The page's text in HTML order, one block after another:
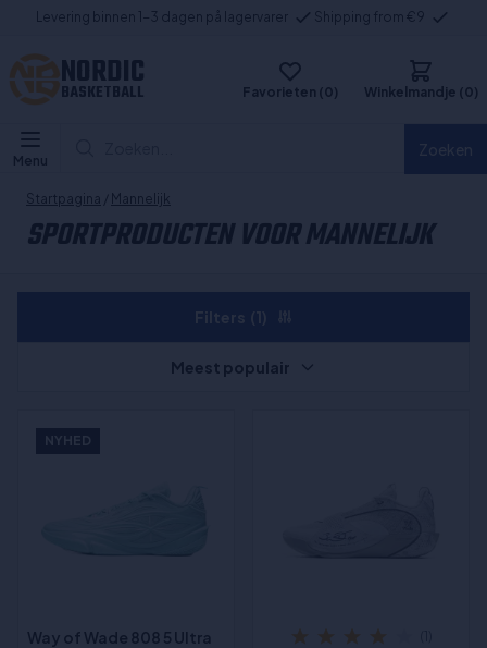
Levering binnen 1-3 dagen på lagervarer Shipping from €9
NORDIC
BASKETBALL Favorieten (0) Winkelmandje (0)
Menu
Startpagina / Mannelijk
SPORTPRODUCTEN VOOR MANNELIJK
NYHED
Way of Wade 808 5 Ultra
Meest populair